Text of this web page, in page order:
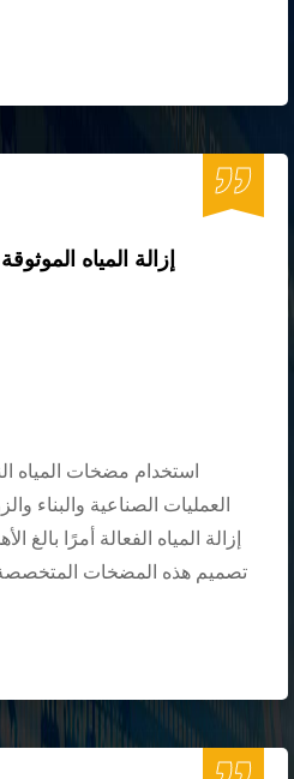
إزالة المياه
استخدام مضخات المياه
العمليات الصناعية والبناء
إزالة المياه الفعالة أمرًا بالغ
تصميم هذه المضخات المتخصصة